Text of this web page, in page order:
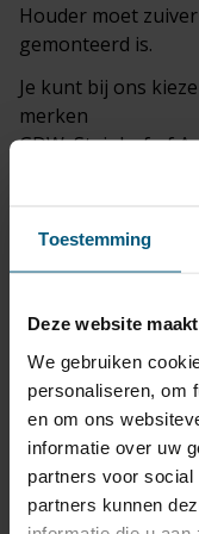
Toestemming
Deze website
We gebruiken
personaliseren, om
en om ons
informatie over uw
partners voor
partners kunnen
Houder moet
gemonteerd is.
Je kunt bij ons
merken
GDW, Steinhof of
Dit zijn grote
Trekhaak
Delta, (type
01/2008 - 12/2015
De originele
ECS, Erich Jaeger
Het grote voordeel
dat deze altijd van
Bij iedere kabelset